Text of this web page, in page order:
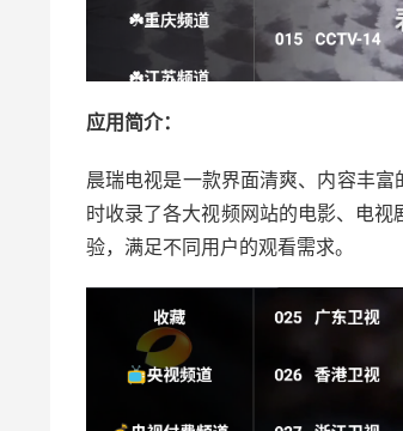
应用简介：
晨瑞电视是一款界面清爽、内容丰
时收录了各大视频网站的电影、电
验，满足不同用户的观看需求。